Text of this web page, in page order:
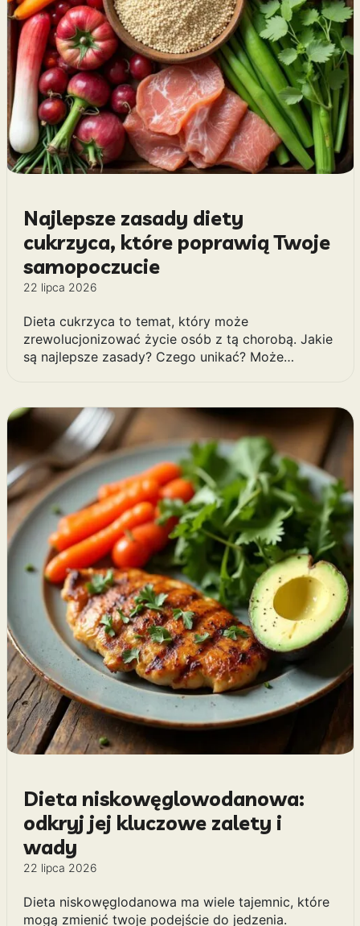
Najlepsze zasady diety
cukrzyca, które poprawią Twoje
samopoczucie
22 lipca 2026
Dieta cukrzyca to temat, który może
zrewolucjonizować życie osób z tą chorobą. Jakie
są najlepsze zasady? Czego unikać? Może…
Dieta niskowęglowodanowa:
odkryj jej kluczowe zalety i
wady
22 lipca 2026
Dieta niskowęglodanowa ma wiele tajemnic, które
mogą zmienić twoje podejście do jedzenia.